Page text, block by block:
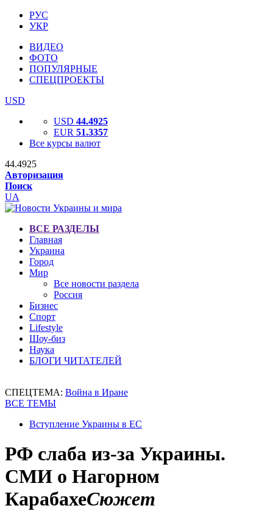
РУС
УКР
ВИДЕО
ФОТО
ПОПУЛЯРНЫЕ
СПЕЦПРОЕКТЫ
USD
USD 44.4925
EUR 51.3357
Все курсы валют
44.4925
Авторизация
Поиск
UA
ВСЕ РАЗДЕЛЫ
Главная
Украина
Город
Мир
Все новости раздела
Россия
Бизнес
Спорт
Lifestyle
Шоу-биз
Наука
БЛОГИ ЧИТАТЕЛЕЙ
СПЕЦТЕМА: Война в Иране
ВСЕ ТЕМЫ
Вступление Украины в ЕС
РФ слаба из-за Украины.
СМИ о Нагорном
КарабахеСюжет